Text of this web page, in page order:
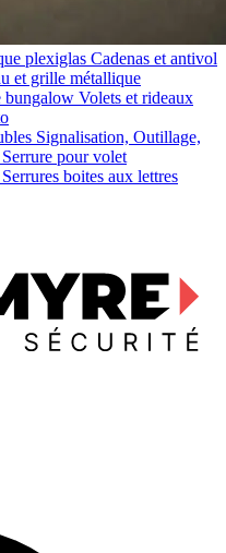
plexiglas Cadenas et antivol
et grille métallique
bungalow Volets et rideaux
Signalisation, Outillage,
Serrure pour volet
Serrures boites aux lettres